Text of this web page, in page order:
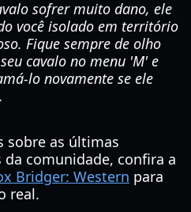
sofrer muito dano, ele
você isolado em território
Fique sempre de olho
cavalo no menu 'M' e
lo novamente se ele
sobre as últimas
comunidade, confira a
Bridger: Western para
real.